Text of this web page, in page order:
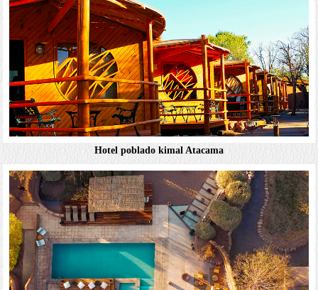
施包括供應國際美食的明亮休閒餐廳，戶外泳池和健身中
心。另設有商務中心和免費車庫。官網：Hot...
詳細資料
Hotel Cumbres San Pedro de Atacama（昆布雷拉斯
聖佩德羅阿塔卡馬飯店）
鄉村時尚風的客房採用木頭和石材裝潢，提供免費Wi-Fi，
平面電視，迷你吧，座椅休息區，以及可淋浴沙漠景觀的露
台。套房增設附家具的露台。提供客房服務。提供免費早
餐。附設2間美食餐廳，2間雞尾酒酒吧，酒窖...
詳細資料
Hotel poblado kimal Atacama